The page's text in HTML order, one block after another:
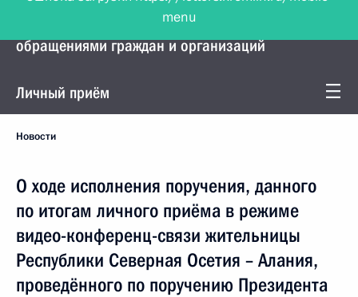
Управление Президента по работе с
обращениями граждан и организаций
Личный приём
Новости
О ходе исполнения поручения, данного
по итогам личного приёма в режиме
видео-конференц-связи жительницы
Республики Северная Осетия – Алания,
проведённого по поручению Президента
menu